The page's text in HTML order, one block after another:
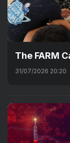
The FARM
31/07/2026 20:20